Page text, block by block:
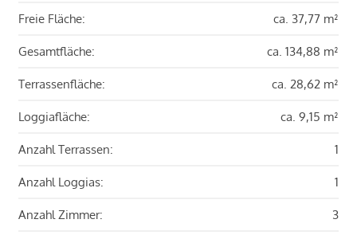
Freie Fläche: ca. 37,77 m²
Gesamtfläche: ca. 134,88 m²
Terrassenfläche: ca. 28,62 m²
Loggiafläche: ca. 9,15 m²
Anzahl Terrassen: 1
Anzahl Loggias: 1
Anzahl Zimmer: 3